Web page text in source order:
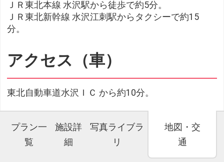
ＪＲ東北本線 水沢駅から徒歩で約5分。
ＪＲ東北新幹線 水沢江刺駅からタクシーで約15
分。
アクセス（車）
東北自動車道水沢ＩＣ から約10分。
プラン一
覧
施設詳
細
写真ライブラ
リ
地図・交
通